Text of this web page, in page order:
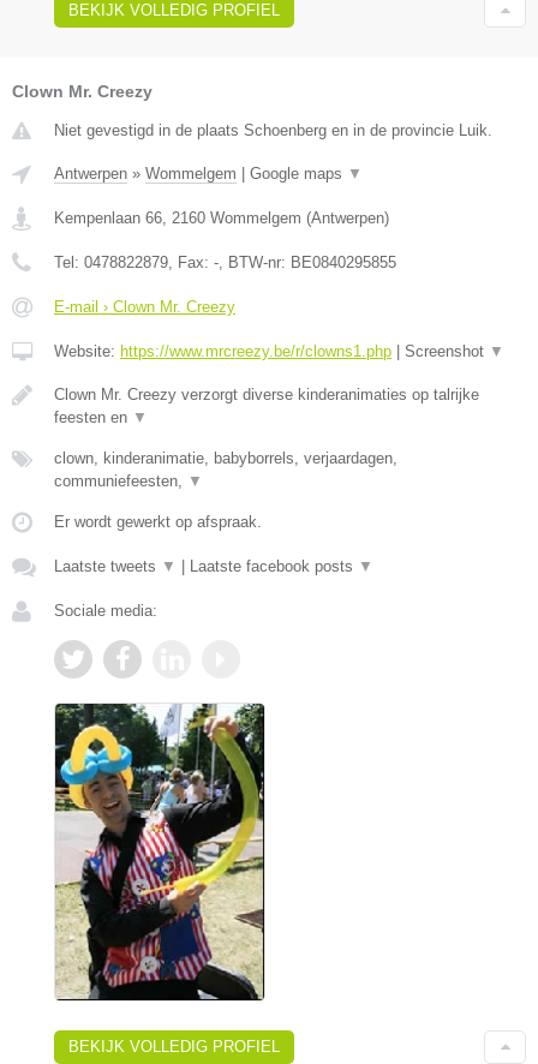
BEKIJK VOLLEDIG PROFIEL
Clown Mr. Creezy
Niet gevestigd in de plaats Schoenberg en in de provincie Luik.
Antwerpen » Wommelgem Google maps ▼
Kempenlaan 66, 2160 Wommelgem (Antwerpen)
Tel: 0478822879, Fax: -, BTW-nr: BE0840295855
E-mail › Clown Mr. Creezy
Website: https://www.mrcreezy.be/r/clowns1.php Screenshot ▼
Clown Mr. Creezy verzorgt diverse kinderanimaties op talrijke
feesten en ▼
clown, kinderanimatie, babyborrels, verjaardagen,
communiefeesten, ▼
Er wordt gewerkt op afspraak.
Laatste tweets ▼ Laatste facebook posts ▼
Sociale media:
BEKIJK VOLLEDIG PROFIEL